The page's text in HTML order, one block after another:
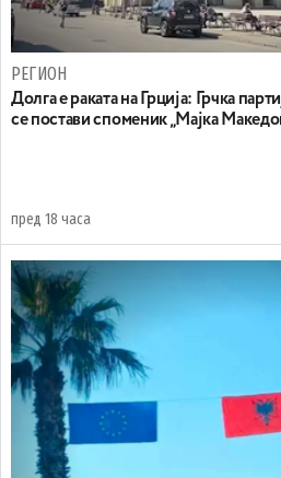
РЕГИОН
Долга е раката на Грција: Грчка
се постави споменик „Мајка
пред 18 часа